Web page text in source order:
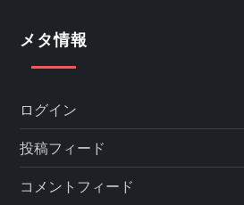
メタ情報
ログイン
投稿フィード
コメントフィード